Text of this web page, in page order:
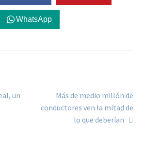
WhatsApp
un
Más de medio millón de
conductores ven la mitad de
lo que deberían